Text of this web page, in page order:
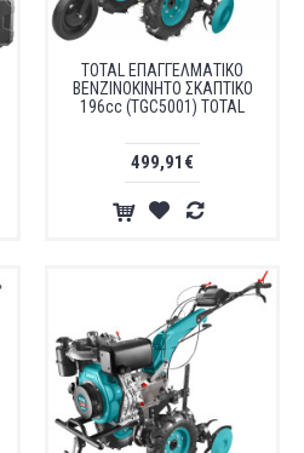
TOTAL ΕΠΑΓΓΕΛΜΑΤΙΚΟ
ΒΕΝΖΙΝΟΚΙΝΗΤΟ ΣΚΑΠΤΙΚΟ
196cc (TGC5001) TOTAL
499,91€